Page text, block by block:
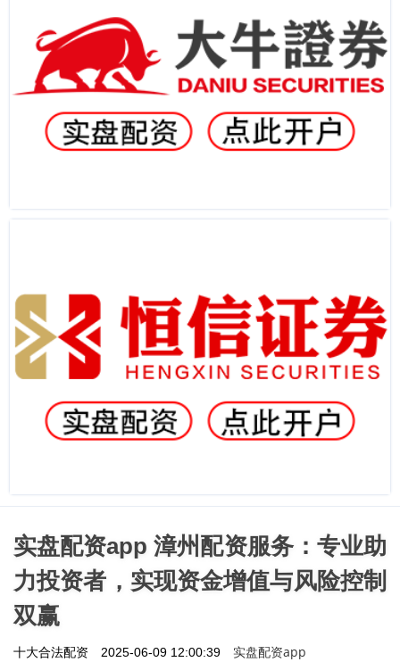
实盘配资app 漳州配资服务：专业助
力投资者，实现资金增值与风险控制
双赢
十大合法配资 2025-06-09 12:00:39 实盘配资app